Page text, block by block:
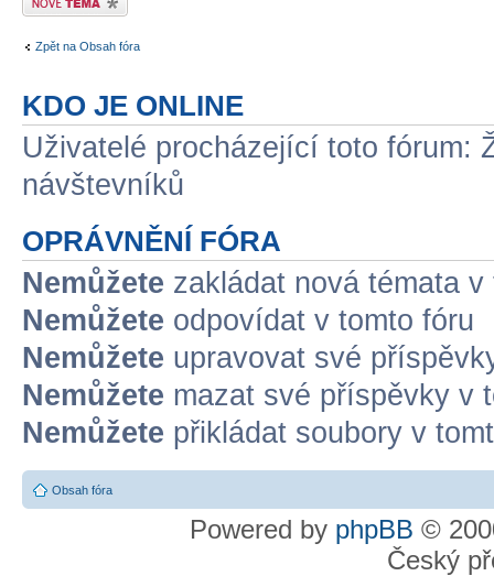
Zpět na Obsah fóra
KDO JE ONLINE
Uživatelé procházející toto fórum:
návštevníků
OPRÁVNĚNÍ FÓRA
Nemůžete zakládat nová témata v
Nemůžete odpovídat v tomto fóru
Nemůžete upravovat své
Nemůžete mazat své příspěvky v
Nemůžete přikládat soubory v
Obsah fóra
Powered by phpBB ©
Český